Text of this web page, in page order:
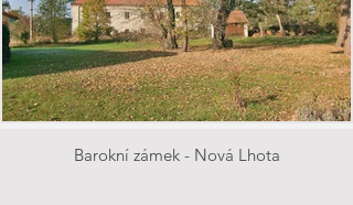
Barokní zámek - Nová Lhota